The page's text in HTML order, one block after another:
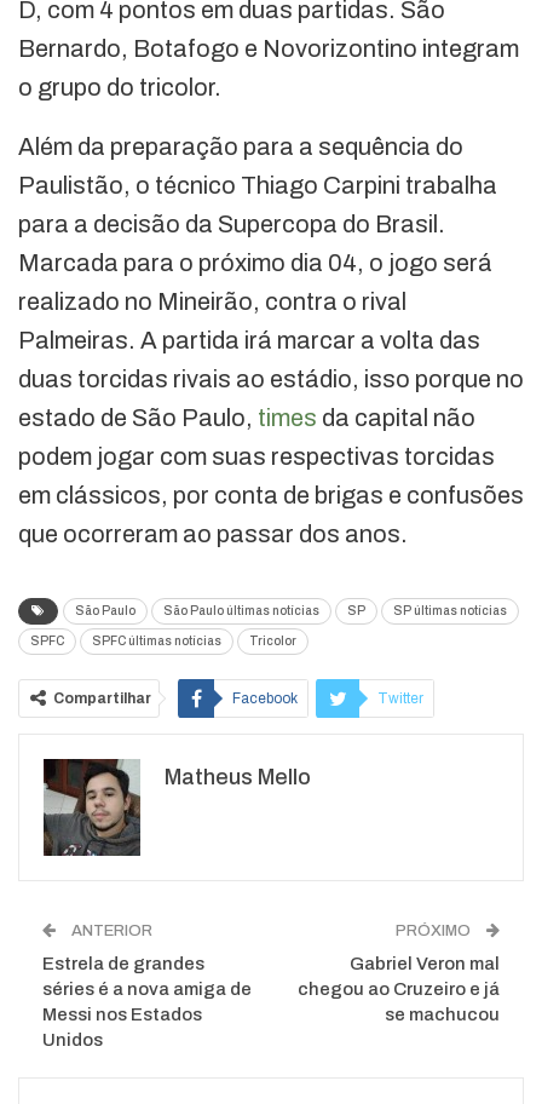
D, com 4 pontos em duas partidas. São
Bernardo, Botafogo e Novorizontino integram
o grupo do tricolor.
Além da preparação para a sequência do
Paulistão, o técnico Thiago Carpini trabalha
para a decisão da Supercopa do Brasil.
Marcada para o próximo dia 04, o jogo será
realizado no Mineirão, contra o rival
Palmeiras. A partida irá marcar a volta das
duas torcidas rivais ao estádio, isso porque no
estado de São Paulo, times da capital não
podem jogar com suas respectivas torcidas
em clássicos, por conta de brigas e confusões
que ocorreram ao passar dos anos.
São Paulo São Paulo últimas notícias SP SP últimas notícias
SPFC SPFC últimas notícias Tricolor
Compartilhar Facebook Twitter
WhatsApp
Matheus Mello
ANTERIOR
Estrela de grandes
séries é a nova amiga de
Messi nos Estados
Unidos
PRÓXIMO
Gabriel Veron mal
chegou ao Cruzeiro e já
se machucou